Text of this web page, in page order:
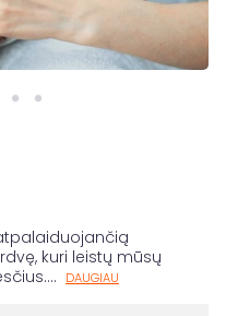
kuri leistų mūsų
... DAUGIAU